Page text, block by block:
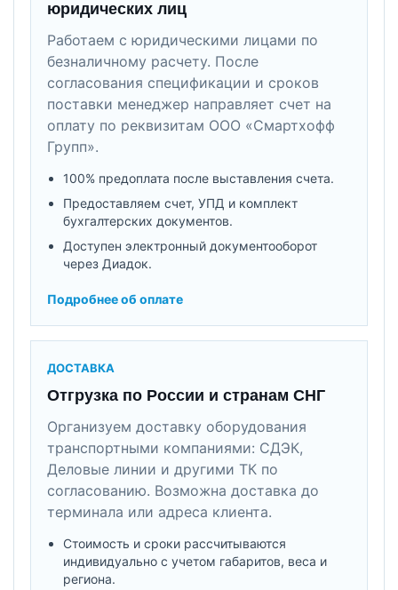
юридических лиц
Работаем с юридическими лицами по
безналичному расчету. После
согласования спецификации и сроков
поставки менеджер направляет счет на
оплату по реквизитам ООО «Смартхофф
Групп».
100% предоплата после выставления счета.
Предоставляем счет, УПД и комплект
бухгалтерских документов.
Доступен электронный документооборот
через Диадок.
Подробнее об оплате
ДОСТАВКА
Отгрузка по России и странам СНГ
Организуем доставку оборудования
транспортными компаниями: СДЭК,
Деловые линии и другими ТК по
согласованию. Возможна доставка до
терминала или адреса клиента.
Стоимость и сроки рассчитываются
индивидуально с учетом габаритов, веса и
региона.